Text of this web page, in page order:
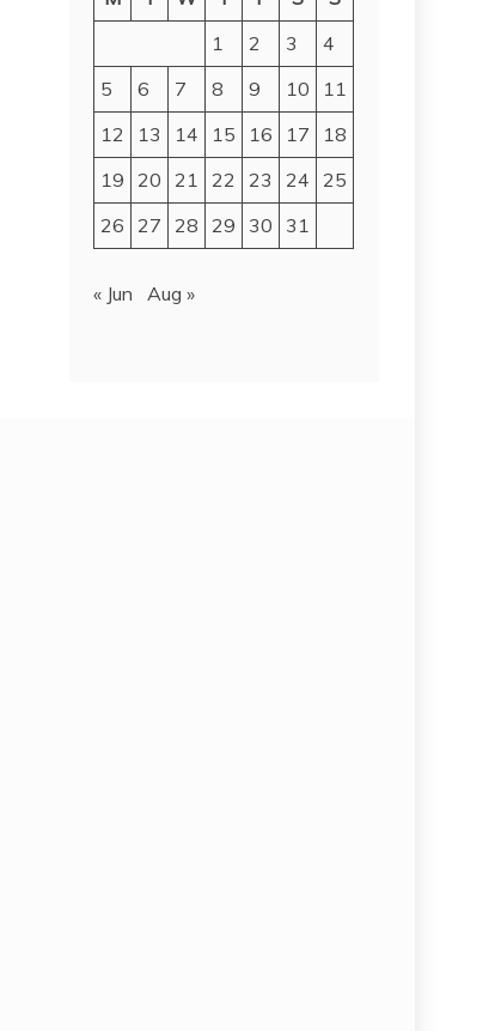
1
2 3
4
5
6 7 8 9 10
11
12
13 14 15 16 17
18
19
20 21 22 23 24
25
26
27 28 29 30 31
« Jun Aug »